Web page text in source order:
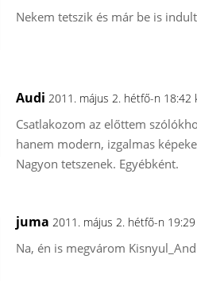
Nekem tetszik és már be is
Audi 2011. május 2. hétfő-n 18:42
Csatlakozom az előttem
hanem modern, izgalmas
Nagyon tetszenek. Egyébként.
juma 2011. május 2. hétfő-n
Na, én is megvárom